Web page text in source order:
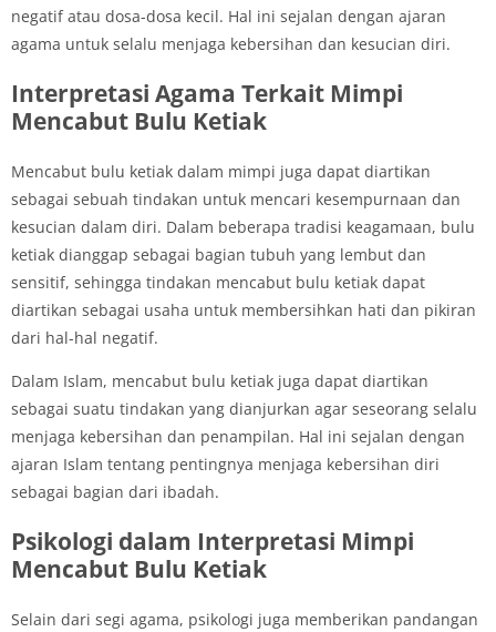
negatif atau dosa-dosa kecil. Hal ini sejalan dengan ajaran
agama untuk selalu menjaga kebersihan dan kesucian diri.
Interpretasi Agama Terkait Mimpi
Mencabut Bulu Ketiak
Mencabut bulu ketiak dalam mimpi juga dapat diartikan
sebagai sebuah tindakan untuk mencari kesempurnaan dan
kesucian dalam diri. Dalam beberapa tradisi keagamaan, bulu
ketiak dianggap sebagai bagian tubuh yang lembut dan
sensitif, sehingga tindakan mencabut bulu ketiak dapat
diartikan sebagai usaha untuk membersihkan hati dan pikiran
dari hal-hal negatif.
Dalam Islam, mencabut bulu ketiak juga dapat diartikan
sebagai suatu tindakan yang dianjurkan agar seseorang selalu
menjaga kebersihan dan penampilan. Hal ini sejalan dengan
ajaran Islam tentang pentingnya menjaga kebersihan diri
sebagai bagian dari ibadah.
Psikologi dalam Interpretasi Mimpi
Mencabut Bulu Ketiak
Selain dari segi agama, psikologi juga memberikan pandangan